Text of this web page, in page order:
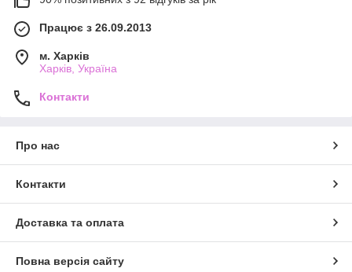
Працює з 26.09.2013
м. Харків
Харків, Україна
Контакти
Про нас
Контакти
Доставка та оплата
Повна версія сайту